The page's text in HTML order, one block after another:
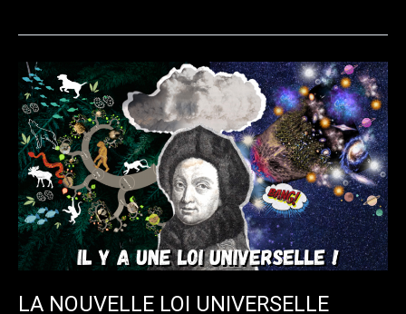
LA NOUVELLE LOI UNIVERSELLE